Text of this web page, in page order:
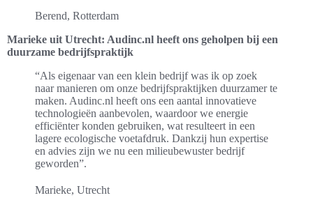
Berend, Rotterdam
Marieke uit Utrecht: Audinc.nl heeft ons geholpen bij een
duurzame bedrijfspraktijk
“Als eigenaar van een klein bedrijf was ik op zoek
naar manieren om onze bedrijfspraktijken duurzamer te
maken. Audinc.nl heeft ons een aantal innovatieve
technologieën aanbevolen, waardoor we energie
efficiënter konden gebruiken, wat resulteert in een
lagere ecologische voetafdruk. Dankzij hun expertise
en advies zijn we nu een milieubewuster bedrijf
geworden”.
Marieke, Utrecht